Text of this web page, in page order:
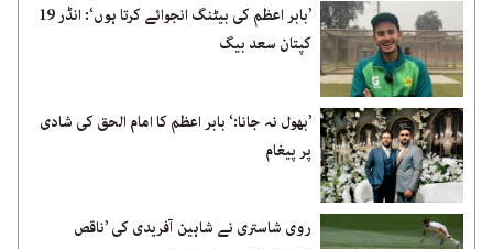
’بابر اعظم کی بیٹنگ انجوائے کرتا ہوں‘: انڈر 19
کپتان سعد بیگ
’بھول نہ جانا:‘ بابر اعظم کا امام الحق کی شادی
پر پیغام
روی شاستری نے شاہین آفریدی کی ’ناقص